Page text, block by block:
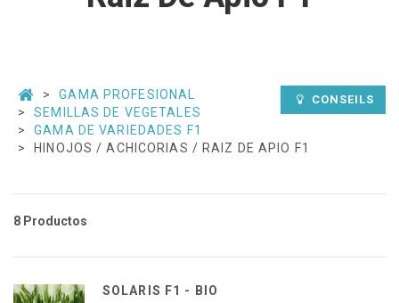
CONSEILS
GAMA PROFESIONAL
SEMILLAS DE VEGETALES
GAMA DE VARIEDADES F1
HINOJOS / ACHICORIAS / RAIZ DE APIO F1
8 Productos
SOLARIS F1 - BIO